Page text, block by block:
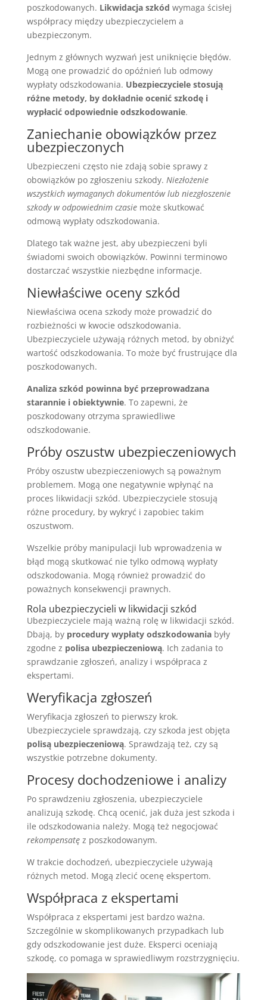
poszkodowanych. Likwidacja szkód wymaga ścisłej
współpracy między ubezpieczycielem a
ubezpieczonym.
Jednym z głównych wyzwań jest uniknięcie błędów.
Mogą one prowadzić do opóźnień lub odmowy
wypłaty odszkodowania. Ubezpieczyciele stosują
różne metody, by dokładnie ocenić szkodę i
wypłacić odpowiednie odszkodowanie.
Zaniechanie obowiązków przez
ubezpieczonych
Ubezpieczeni często nie zdają sobie sprawy z
obowiązków po zgłoszeniu szkody. Niezłożenie
wszystkich wymaganych dokumentów lub niezgłoszenie
szkody w odpowiednim czasiemoże skutkować
odmową wypłaty odszkodowania.
Dlatego tak ważne jest, aby ubezpieczeni byli
świadomi swoich obowiązków. Powinni terminowo
dostarczać wszystkie niezbędne informacje.
Niewłaściwe oceny szkód
Niewłaściwa ocena szkody może prowadzić do
rozbieżności w kwocie odszkodowania.
Ubezpieczyciele używają różnych metod, by obniżyć
wartość odszkodowania. To może być frustrujące dla
poszkodowanych.
Analiza szkód powinna być przeprowadzana
starannie i obiektywnie. To zapewni, że
poszkodowany otrzyma sprawiedliwe
odszkodowanie.
Próby oszustw ubezpieczeniowych
Próby oszustw ubezpieczeniowych są poważnym
problemem. Mogą one negatywnie wpłynąć na
proces likwidacji szkód. Ubezpieczyciele stosują
różne procedury, by wykryć i zapobiec takim
oszustwom.
Wszelkie próby manipulacji lub wprowadzenia w
błąd mogą skutkować nie tylko odmową wypłaty
odszkodowania. Mogą również prowadzić do
poważnych konsekwencji prawnych.
Rola ubezpieczycieli w likwidacji szkód
Ubezpieczyciele mają ważną rolę w likwidacji szkód.
Dbają, by procedury wypłaty odszkodowaniabyły
zgodne z polisa ubezpieczeniową. Ich zadania to
sprawdzanie zgłoszeń, analizy i współpraca z
ekspertami.
Weryfikacja zgłoszeń
Weryfikacja zgłoszeń to pierwszy krok.
Ubezpieczyciele sprawdzają, czy szkoda jest objęta
polisą ubezpieczeniową. Sprawdzają też, czy są
wszystkie potrzebne dokumenty.
Procesy dochodzeniowe i analizy
Po sprawdzeniu zgłoszenia, ubezpieczyciele
analizują szkodę. Chcą ocenić, jak duża jest szkoda i
ile odszkodowania należy. Mogą też negocjować
rekompensatęz poszkodowanym.
W trakcie dochodzeń, ubezpieczyciele używają
różnych metod. Mogą zlecić ocenę ekspertom.
Współpraca z ekspertami
Współpraca z ekspertami jest bardzo ważna.
Szczególnie w skomplikowanych przypadkach lub
gdy odszkodowanie jest duże. Eksperci oceniają
szkodę, co pomaga w sprawiedliwym rozstrzygnięciu.